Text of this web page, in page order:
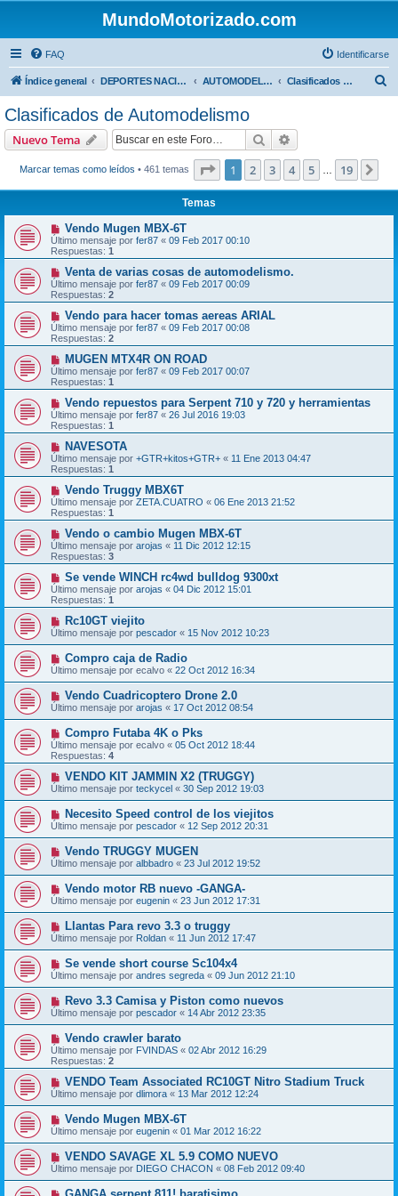
MundoMotorizado.com
FAQ Identificarse
Índice general DEPORTES NACIONALES AUTOMODELISMO Clasificados de Automodelismo
Clasificados de Automodelismo
Nuevo Tema Buscar
Marcar temas como leídos • 461 temas Página de 19
1 2 3 4 5 19
Temas
Vendo Mugen MBX-6T
Último mensaje por fer87 « 09 Feb 2017 00:10
Respuestas: 1
Venta de varias cosas de automodelismo.
Último mensaje por fer87 « 09 Feb 2017 00:09
Respuestas: 2
Vendo para hacer tomas aereas ARIAL
Último mensaje por fer87 « 09 Feb 2017 00:08
Respuestas: 2
MUGEN MTX4R ON ROAD
Último mensaje por fer87 « 09 Feb 2017 00:07
Respuestas: 1
Vendo repuestos para Serpent 710 y 720 y herramientas
Último mensaje por fer87 « 26 Jul 2016 19:03
Respuestas: 1
NAVESOTA
Último mensaje por +GTR+kitos+GTR+ « 11 Ene 2013 04:47
Respuestas: 1
Vendo Truggy MBX6T
Último mensaje por ZETA.CUATRO « 06 Ene 2013 21:52
Respuestas: 1
Vendo o cambio Mugen MBX-6T
Último mensaje por arojas « 11 Dic 2012 12:15
Respuestas: 3
Se vende WINCH rc4wd bulldog 9300xt
Último mensaje por arojas « 04 Dic 2012 15:01
Respuestas: 1
Rc10GT viejito
Último mensaje por pescador « 15 Nov 2012 10:23
Compro caja de Radio
Último mensaje por ecalvo « 22 Oct 2012 16:34
Vendo Cuadricoptero Drone 2.0
Último mensaje por arojas « 17 Oct 2012 08:54
Compro Futaba 4K o Pks
Último mensaje por ecalvo « 05 Oct 2012 18:44
Respuestas: 4
VENDO KIT JAMMIN X2 (TRUGGY)
Último mensaje por teckycel « 30 Sep 2012 19:03
Necesito Speed control de los viejitos
Último mensaje por pescador « 12 Sep 2012 20:31
Vendo TRUGGY MUGEN
Último mensaje por albbadro « 23 Jul 2012 19:52
Vendo motor RB nuevo -GANGA-
Último mensaje por eugenin « 23 Jun 2012 17:31
Llantas Para revo 3.3 o truggy
Último mensaje por Roldan « 11 Jun 2012 17:47
Se vende short course Sc104x4
Último mensaje por andres segreda « 09 Jun 2012 21:10
Revo 3.3 Camisa y Piston como nuevos
Último mensaje por pescador « 14 Abr 2012 23:35
Vendo crawler barato
Último mensaje por FVINDAS « 02 Abr 2012 16:29
Respuestas: 2
VENDO Team Associated RC10GT Nitro Stadium Truck
Último mensaje por dlimora « 13 Mar 2012 12:24
Vendo Mugen MBX-6T
Último mensaje por eugenin « 01 Mar 2012 16:22
VENDO SAVAGE XL 5.9 COMO NUEVO
Último mensaje por DIEGO CHACON « 08 Feb 2012 09:40